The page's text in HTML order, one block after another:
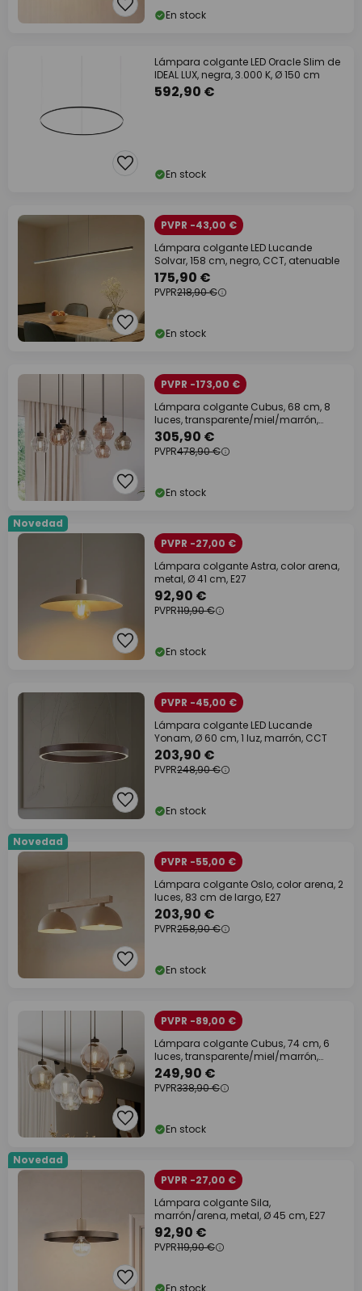
En stock
Lámpara colgante LED Oracle Slim de
IDEAL LUX, negra, 3.000 K, Ø 150 cm
592,90 €
En stock
PVPR -43,00 €
Lámpara colgante LED Lucande
Solvar, 158 cm, negro, CCT, atenuable
175,90 €
PVPR218,90 €
En stock
PVPR -173,00 €
Lámpara colgante Cubus, 68 cm, 8
luces, transparente/miel/marrón,
cristal
305,90 €
PVPR478,90 €
En stock
Novedad
PVPR -27,00 €
Lámpara colgante Astra, color arena,
metal, Ø 41 cm, E27
92,90 €
PVPR119,90 €
En stock
PVPR -45,00 €
Lámpara colgante LED Lucande
Yonam, Ø 60 cm, 1 luz, marrón, CCT
203,90 €
PVPR248,90 €
En stock
Novedad
PVPR -55,00 €
Lámpara colgante Oslo, color arena, 2
luces, 83 cm de largo, E27
203,90 €
PVPR258,90 €
En stock
PVPR -89,00 €
Lámpara colgante Cubus, 74 cm, 6
luces, transparente/miel/marrón,
cristal
249,90 €
PVPR338,90 €
En stock
Novedad
PVPR -27,00 €
Lámpara colgante Sila,
marrón/arena, metal, Ø 45 cm, E27
92,90 €
PVPR119,90 €